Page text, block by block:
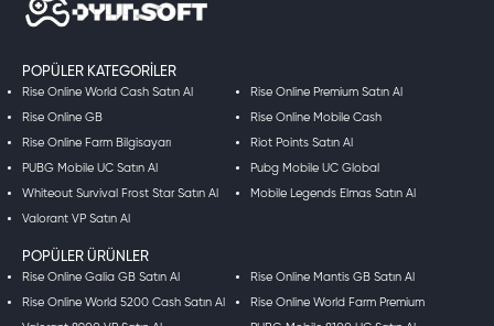
POPÜLER KATEGORILER
Rise Online World Cash Satın Al Rise Online Premium Satın Al
Rise Online GB Rise Online Mobile Cash
Rise Online Farm Bilgisayarı Riot Points Satın Al
PUBG Mobile UC Satın Al Pubg Mobile UC Global
Whiteout Survival Frost Star Satın Al Mobile Legends Elmas Satın Al
Valorant VP Satın Al
POPÜLER ÜRÜNLER
Rise Online Galia GB Satın Al Rise Online Mantis GB Satın Al
Rise Online World 5200 Cash Satın Al Rise Online World Farm Premium